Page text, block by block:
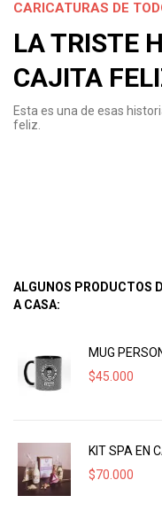
CARICATURAS DE
LA TRISTE
CAJITA
Esta es una de esas
feliz.
ALGUNOS PRODUCTOS
A CASA:
MUG
$45.000
KIT SPA EN
$70.000